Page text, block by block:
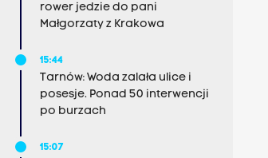
rower jedzie do pani
Małgorzaty z Krakowa
15:44
Tarnów: Woda zalała ulice i
posesje. Ponad 50 interwencji
po burzach
15:07